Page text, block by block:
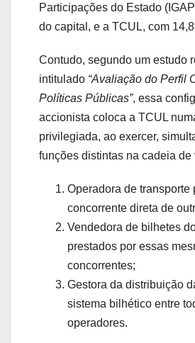
Participações do Estado
do capital, e a TCUL, com
Contudo, segundo um estudo
intitulado “Avaliação do Perfil
Políticas Públicas”, essa
accionista coloca a TCUL
privilegiada, ao exercer,
funções distintas na cadeia de
Operadora de transporte
concorrente direta de
Vendedora de bilhetes
prestados por essas
concorrentes;
Gestora da distribuição
sistema bilhético entre
operadores.